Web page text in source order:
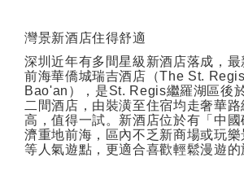
灣景新酒店住得舒適
深圳近年有多間星級新酒店落成，最
前海華僑城瑞吉酒店（The St.
Bao'an ），是St. Regis繼羅湖區後
二間酒店，由裝潢至住宿均走奢華
高，值得一試。新酒店位於有「中
濟重地前海，區內不乏新商場或玩樂
等人氣遊點，更適合喜歡輕鬆漫遊的